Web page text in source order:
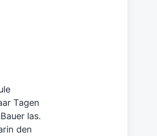
Tagen
las.
den